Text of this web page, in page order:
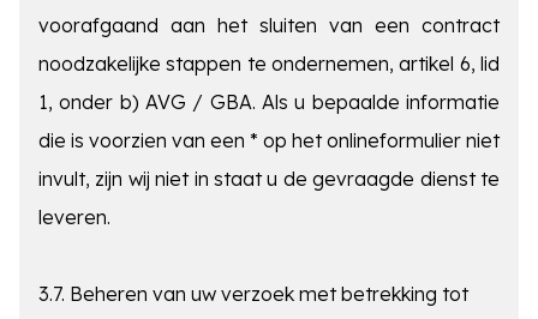
voorafgaand aan het sluiten van een contract
noodzakelijke stappen te ondernemen, artikel 6, lid
1, onder b) AVG / GBA. Als u bepaalde informatie
die is voorzien van een * op het onlineformulier niet
invult, zijn wij niet in staat u de gevraagde dienst te
leveren.
3.7. Beheren van uw verzoek met betrekking tot